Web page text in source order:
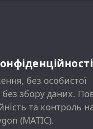
без особистої
без збору даних.
та контроль
(MATIC).